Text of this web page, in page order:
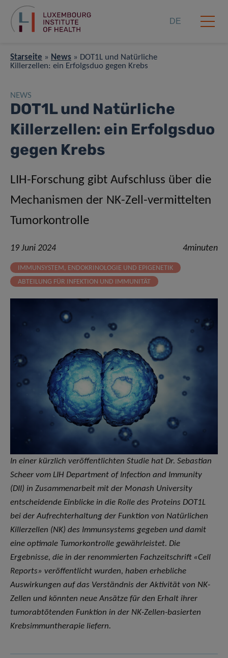
DE
Starseite » News » DOT1L und Natürliche
Killerzellen: ein Erfolgsduo gegen Krebs
NEWS
DOT1L und Natürliche
Killerzellen: ein Erfolgsduo
gegen Krebs
LIH-Forschung gibt Aufschluss über die
Mechanismen der NK-Zell-vermittelten
Tumorkontrolle
19 Juni 2024 4minuten
IMMUNSYSTEM, ENDOKRINOLOGIE UND EPIGENETIK
ABTEILUNG FÜR INFEKTION UND IMMUNITÄT
In einer kürzlich veröffentlichten Studie hat Dr. Sebastian
Scheer vom LIH Department of Infection and Immunity
(DII) in Zusammenarbeit mit der Monash University
entscheidende Einblicke in die Rolle des Proteins DOT1L
bei der Aufrechterhaltung der Funktion von Natürlichen
Killerzellen (NK) des Immunsystems gegeben und damit
eine optimale Tumorkontrolle gewährleistet. Die
Ergebnisse, die in der renommierten Fachzeitschrift «Cell
Reports» veröffentlicht wurden, haben erhebliche
Auswirkungen auf das Verständnis der Aktivität von NK-
Zellen und könnten neue Ansätze für den Erhalt ihrer
tumorabtötenden Funktion in der NK-Zellen-basierten
Krebsimmuntherapie liefern.